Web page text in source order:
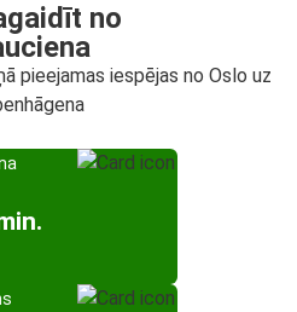
no
pieejamas iespējas no Oslo uz